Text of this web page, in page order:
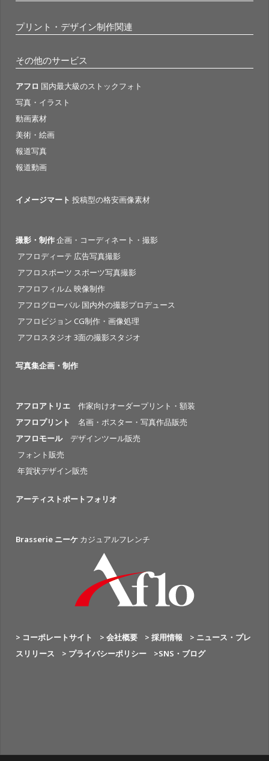
プリント・デザイン制作関連
その他のサービス
アフロ 国内最大級のストックフォト
写真・イラスト
動画素材
美術・絵画
報道写真
報道動画
イメージマート 投稿型の格安画像素材
撮影・制作企画・コーディネート・撮影
アフロディーテ 広告写真撮影
アフロスポーツ スポーツ写真撮影
アフロフィルム 映像制作
アフログローバル 国内外の撮影プロデュース
アフロビジョン CG制作・画像処理
アフロスタジオ 3面の撮影スタジオ
写真集企画・制作
アフロアトリエ 作家向けオーダープリント・額装
アフロプリント
名画・ポスター・写真作品販売
アフロモールデザインツール販売
フォント販売
年賀状デザイン販売
アーティストポートフォリオ
Brasserie ニーケ カジュアルフレンチ
> コーポレートサイト > 会社概要 > 採用情報 > ニュース・プレ
スリリース > プライバシーポリシー >SNS・ブログ